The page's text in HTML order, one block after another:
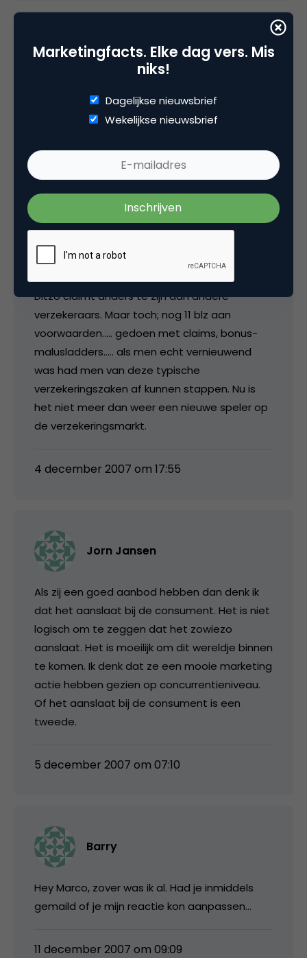
Bert
Agressieve marketing zeg! Er wordt niet meer
uitgegaan van eigen kwaliteiten, gewoon je
concurrent afschieten.
4 december 2007 om 15:47
Maurice Beerthuyzen
Ditzo claimt anders te zijn dan andere
verzekeraars. Maar toch; nog 11 blz aan
voorwaarden….. gedoen met claims, bonus-
malusladders….. als men echt vernieuwend
was had men van deze typische
verzekeringszaken af kunnen stappen. Nu is
het niet meer dan weer een nieuwe speler op
de verzekeringsmarkt.
4 december 2007 om 17:55
Jorn Jansen
Als zij een goed aanbod hebben dan denk ik
dat het aanslaat bij de consument. Het is niet
logisch om te zeggen dat het zowiezo
aanslaat. Het is moeilijk om dit wereldje binnen
te komen. Ik denk dat ze een mooie marketing
actie hebben gezien op concurrentieniveau.
Of het aanslaat bij de consument is een
tweede.
5 december 2007 om 07:10
Barry
Hey Marco, zover was ik al. Had je inmiddels
gemaild of je mijn reactie kon aanpassen…
11 december 2007 om 09:09
Marketingfacts. Elke dag vers. Mis
niks!
Dagelijkse nieuwsbrief
Wekelijkse nieuwsbrief